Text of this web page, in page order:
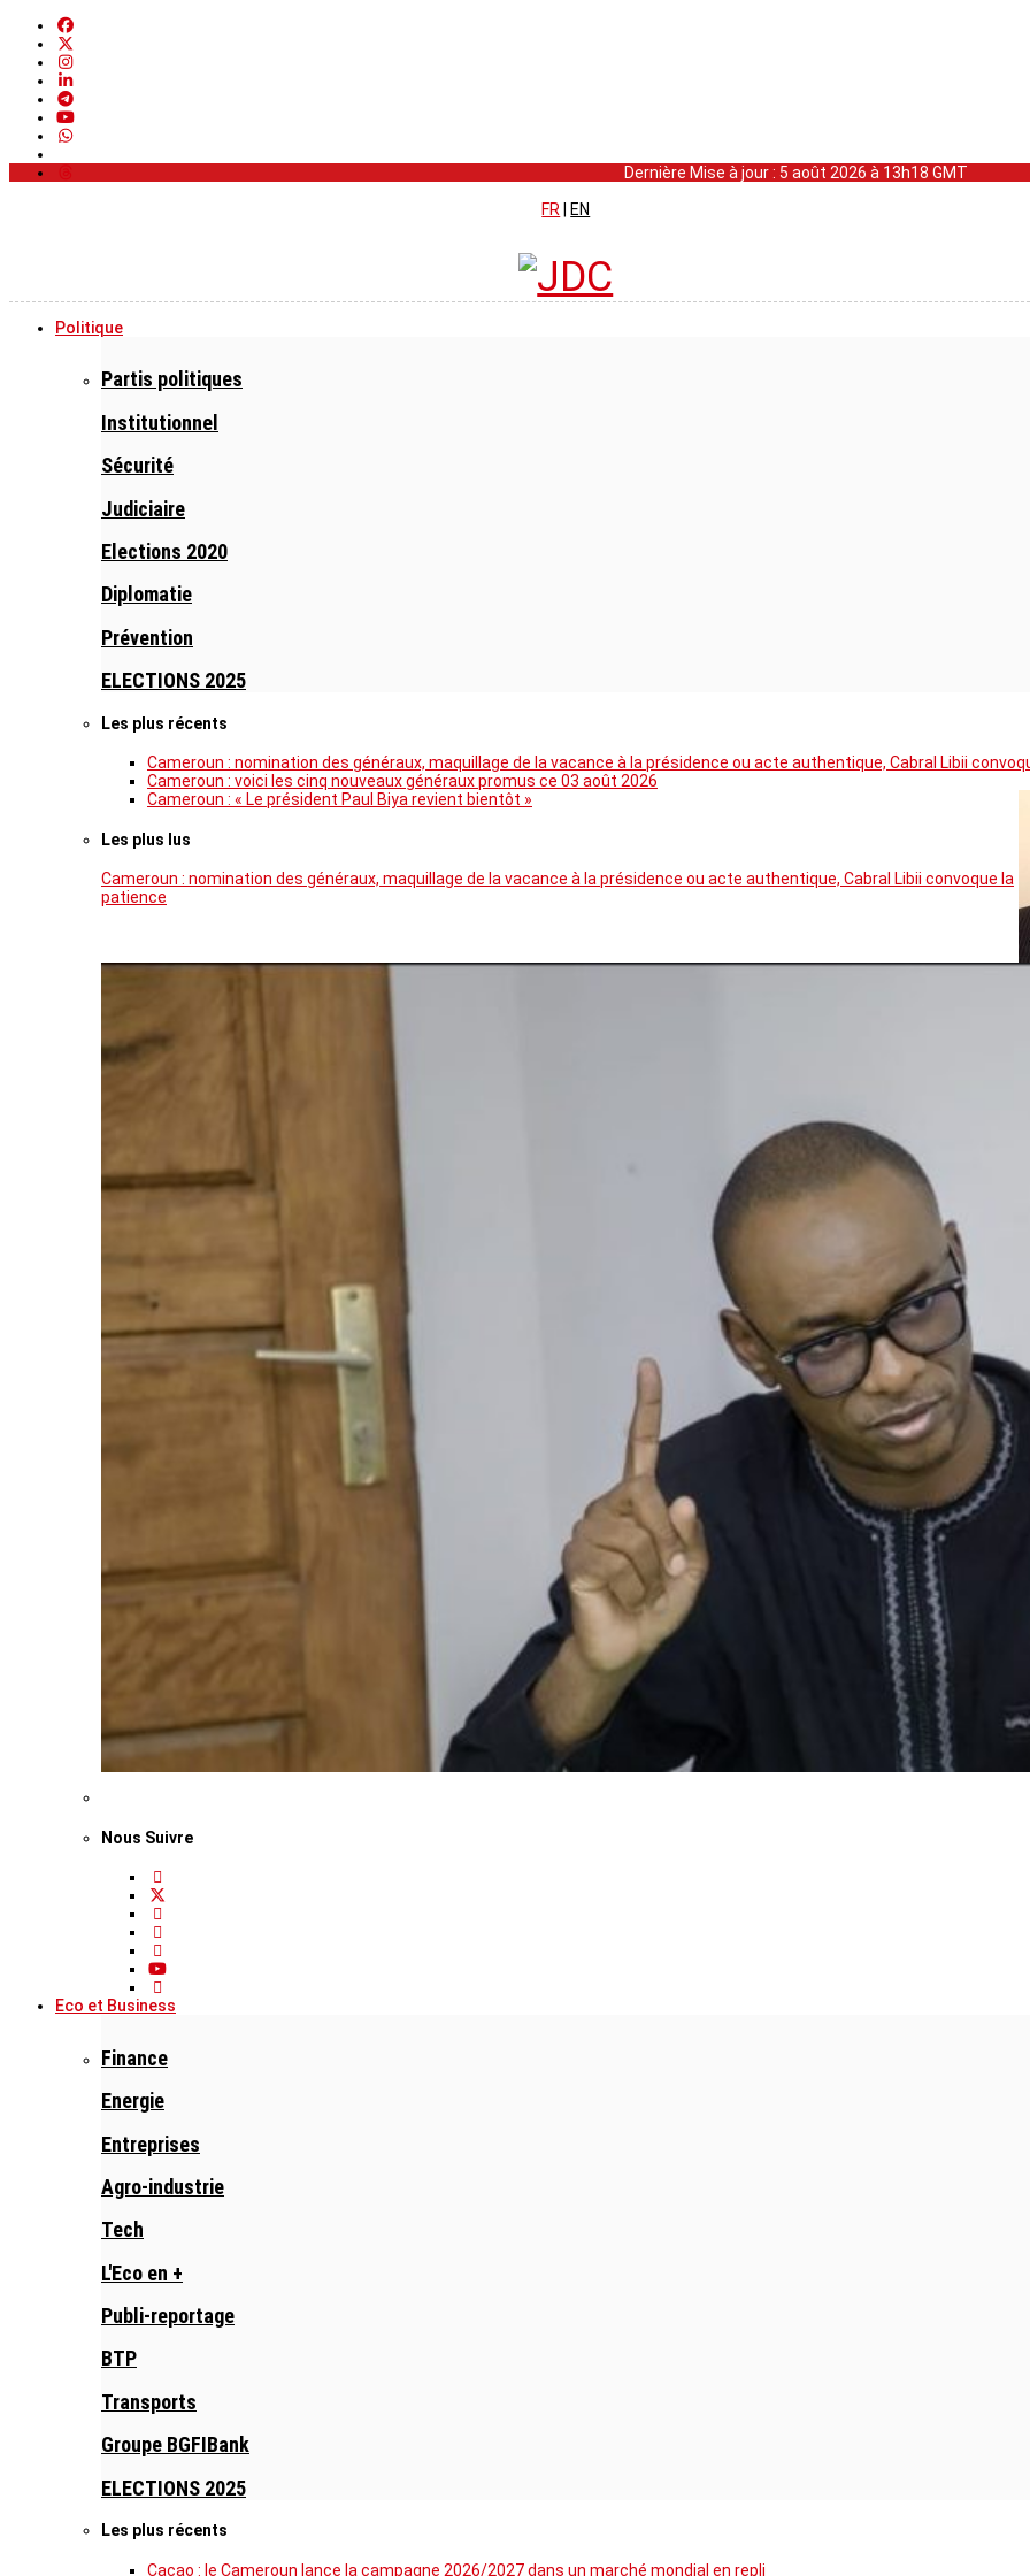
Dernière Mise à jour : 5 août 2026 à 13h18 GMT
FR
EN
Politique
Partis politiques
Institutionnel
Sécurité
Judiciaire
Elections 2020
Diplomatie
Prévention
ELECTIONS 2025
Les plus récents
Cameroun : nomination des généraux, maquillage de la vacance à la présidence ou acte authentique, Cabral Libii
Cameroun : voici les cinq nouveaux généraux promus ce 03 août 2026
Cameroun : « Le président Paul Biya revient bientôt »
Les plus lus
Cameroun : nomination des généraux, maquillage de la vacance à la présidence ou acte authentique, Cabral Libii convoque la
patience
Nous Suivre
Eco et Business
Finance
Energie
Entreprises
Agro-industrie
Tech
L'Eco en +
Publi-reportage
BTP
Transports
Groupe BGFIBank
ELECTIONS 2025
Les plus récents
Cacao : le Cameroun lance la campagne 2026/2027 dans un marché mondial en repli